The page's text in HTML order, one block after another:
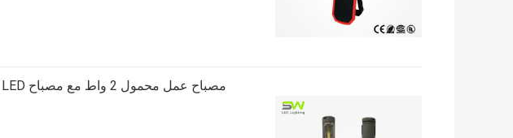
مصباح عمل محمول 2 واط مع مصباح LED ، مصباح فحص مغناطيسي قابل للطي